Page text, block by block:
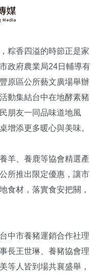
粽香四溢的時節正是家
政府農業局24日輔導有
原區公所藝文廣場舉辦
動集結台中在地酵素豬
朋友一同品味道地風
增添更多暖心與美味。
羊、養鹿等協會精選產
所推出限定優惠，讓市
食材，落實食安把關，
中市養豬運銷合作社理
長王世琳、養豬協會理
等人皆到場共襄盛舉，